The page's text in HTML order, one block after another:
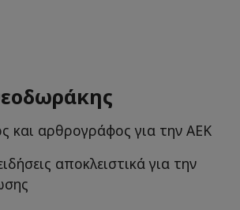
και αρθρογράφος για την ΑΕΚ
αποκλειστικά για την